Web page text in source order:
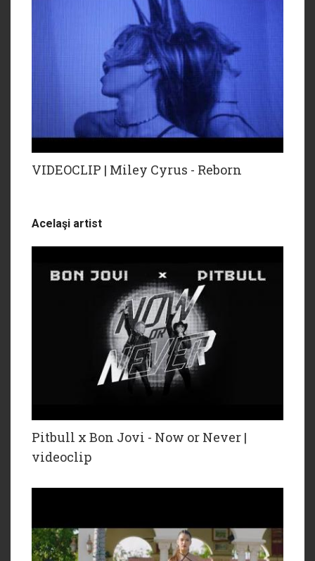
VIDEOCLIP | Miley Cyrus - Reborn
Acelaşi artist
Pitbull x Bon Jovi - Now or Never |
videoclip